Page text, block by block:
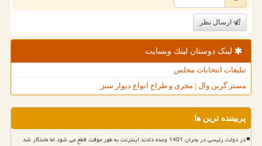
ارسال نظر
لینک دوستان لینك وبسایت
تبلیغات انتخابات مجلس
مستر گرین وال | مجری و طراح انواع دیوار سبز
پربیننده ترین ها
در دولت رئیسی در بحران 1401 وعده دادند اینترنت به طور موقت قطع می شود اما ماندگار شد